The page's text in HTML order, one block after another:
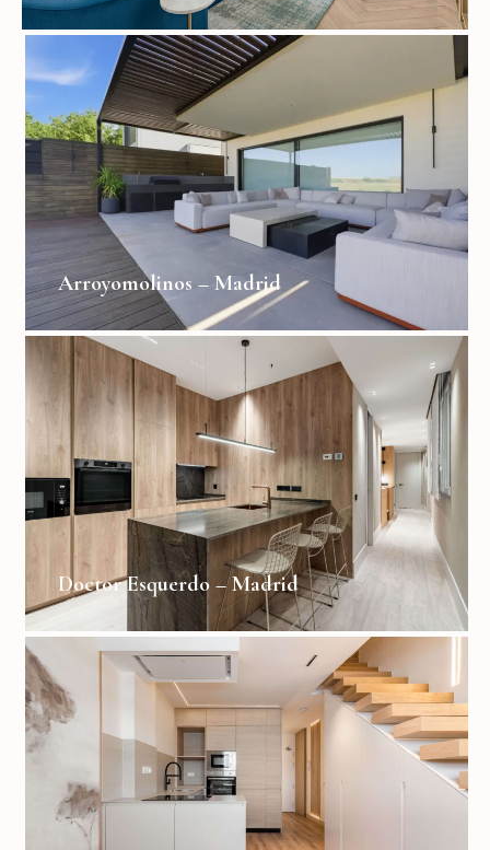
Arroyomolinos – Madrid
Doctor Esquerdo – Madrid